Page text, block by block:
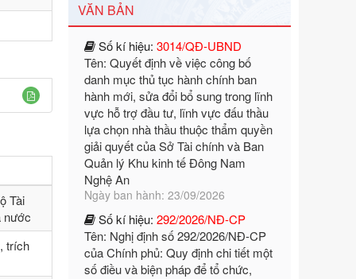
Tài
nước
trích
VĂN BẢN
Tên: Quyết định về việc công bố
danh mục thủ tục hành chính ban
hành mới, sửa đổi bổ sung trong lĩnh
vực hỗ trợ đầu tư, lĩnh vực đấu thầu
lựa chọn nhà thầu thuộc thẩm quyền
giải quyết của Sở Tài chính và Ban
Quản lý Khu kinh tế Đông Nam
Nghệ An
Ngày ban hành: 23/09/2026
Số kí hiệu:292/2026/NĐ-CP
Tên: Nghị định số 292/2026/NĐ-CP
của Chính phủ: Quy định chi tiết một
số điều và biện pháp để tổ chức,
hướng dẫn thi hành Luật Quản lý
ngoại thương
Ngày ban hành: 21/07/2026